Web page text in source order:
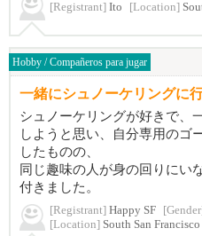
[Registrant] Ito [Location]
Hobby / Compañeros para jugar
一緒にシュノーケリングに
シュノーケリングが好きで、
しようと思い、自分専用のゴ
したものの、
同じ趣味の人が身の回りにい
付きました。
[Registrant] Happy SF
[Location] South San Francisco